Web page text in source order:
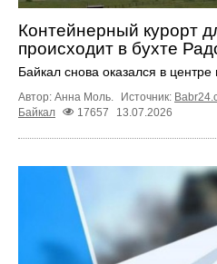
Контейнерный курорт
происходит в бухте
Байкал снова оказался в центре
Автор: Анна Моль. Источник:
Байкал
17657 13.07.2026